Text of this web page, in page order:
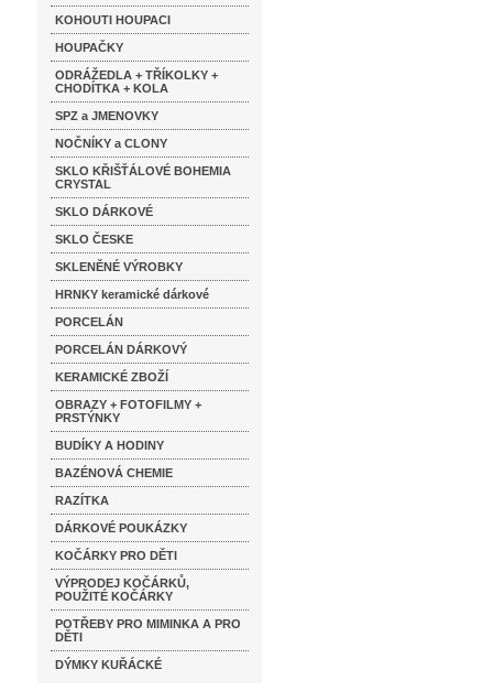
KOHOUTI HOUPACI
HOUPAČKY
ODRÁŽEDLA + TŘÍKOLKY +
CHODÍTKA + KOLA
SPZ a JMENOVKY
NOČNÍKY a CLONY
SKLO KŘIŠŤÁLOVÉ BOHEMIA
CRYSTAL
SKLO DÁRKOVÉ
SKLO ČESKE
SKLENĚNÉ VÝROBKY
HRNKY keramické dárkové
PORCELÁN
PORCELÁN DÁRKOVÝ
KERAMICKÉ ZBOŽÍ
OBRAZY + FOTOFILMY +
PRSTÝNKY
BUDÍKY A HODINY
BAZÉNOVÁ CHEMIE
RAZÍTKA
DÁRKOVÉ POUKÁZKY
KOČÁRKY PRO DĚTI
VÝPRODEJ KOČÁRKŮ,
POUŽITÉ KOČÁRKY
POTŘEBY PRO MIMINKA A PRO
DĚTI
DÝMKY KUŘÁCKÉ